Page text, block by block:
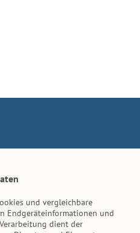
und vergleichbare
Endgeräteinformationen und
dient der